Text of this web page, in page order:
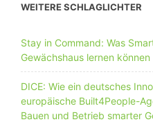
WEITERE SCHLAGLICHTER
Stay in Command: Was
Gewächshaus lernen können
DICE: Wie ein deutsches
europäische Built4People-
Bauen und Betrieb smarter